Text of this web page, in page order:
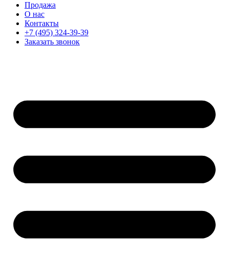
Продажа
О нас
Контакты
+7 (495) 324-39-39
Заказать звонок